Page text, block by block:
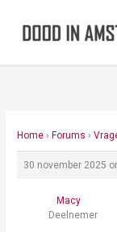
Home › Forums ›
30 november 2025
Macy
Deelnemer